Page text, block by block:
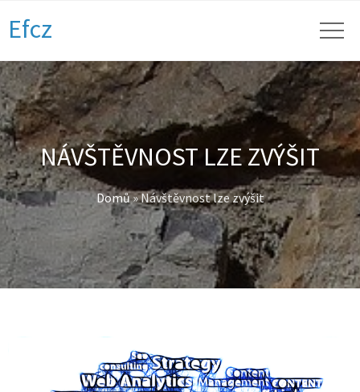
Efcz
NÁVŠTĚVNOST LZE ZVÝŠIT
Domů»Návštěvnost lze zvýšit